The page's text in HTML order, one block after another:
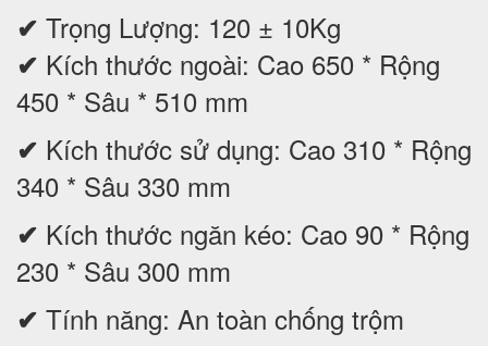
✔ Trọng Lượng: 120 ± 10Kg
✔ Kích thước ngoài: Cao 650 * Rộng
450 * Sâu * 510 mm
✔ Kích thước sử dụng: Cao 310 * Rộng
340 * Sâu 330 mm
✔ Kích thước ngăn kéo: Cao 90 * Rộng
230 * Sâu 300 mm
✔ Tính năng: An toàn chống trộm